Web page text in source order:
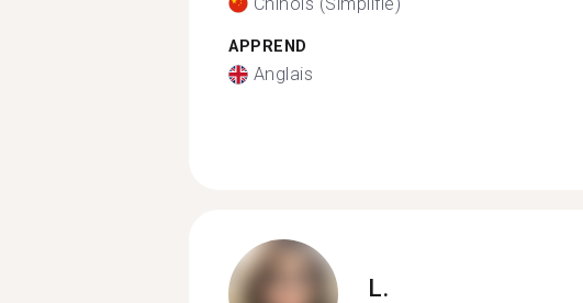
APPREND
Anglais
L.